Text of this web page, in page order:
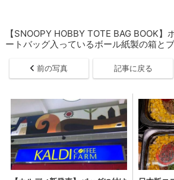
【SNOOPY HOBBY TOTE BAG BOOK】
ートバッグ入っているボール紙製の箱と
前の写真 記事に戻る